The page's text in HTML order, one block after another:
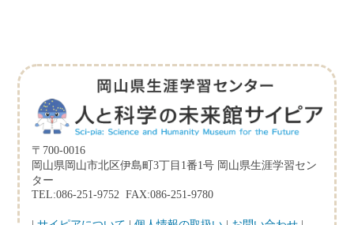
〒700-0016
岡山県岡山市北区伊島町3丁目1番1号 岡山県生涯学習セン
ター
TEL:086-251-9752 FAX:086-251-9780